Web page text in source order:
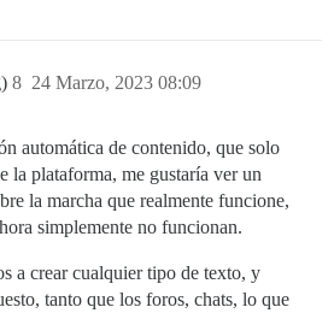
24 Marzo, 2023 08:09
8
automática de contenido, que solo
la plataforma, me gustaría ver un
la marcha que realmente funcione,
simplemente no funcionan.
a crear cualquier tipo de texto, y
tanto que los foros, chats, lo que